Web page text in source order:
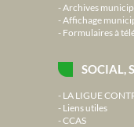
Archives
Affichage
Formulaires à
SOCIAL,
LA LIGUE
Liens utiles
CCAS